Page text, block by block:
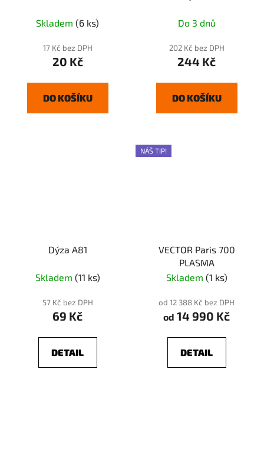
Skladem (6 ks)
17 Kč bez DPH
20 Kč
DO KOŠÍKU
Do 3 dnů
202 Kč bez DPH
244 Kč
DO KOŠÍKU
Dýza A81
Skladem (11 ks)
57 Kč bez DPH
69 Kč
DETAIL
NÁŠ TIP!
VECTOR Paris 700
PLASMA
Skladem (1 ks)
od 12 388 Kč bez DPH
od 14 990 Kč
DETAIL